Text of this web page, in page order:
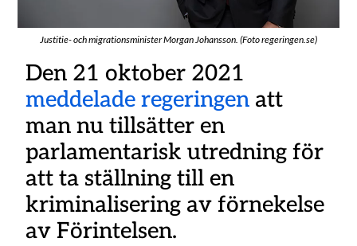
Justitie- och migrationsminister Morgan Johansson. (Foto regeringen.se)
Den 21 oktober 2021
meddelade regeringen att
man nu tillsätter en
parlamentarisk utredning för
att ta ställning till en
kriminalisering av förnekelse
av Förintelsen.